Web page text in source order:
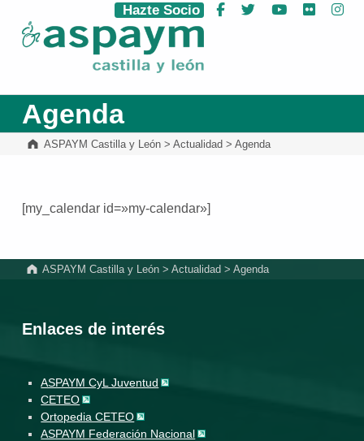
ASPAYM Castilla y León
Hazte Socio Facebook
Twitter YouTube
Flickr
Agenda
ASPAYM Castilla y León> Actualidad > Agenda
[my_calendar id=»my-calendar»]
ASPAYM Castilla y León >Actualidad >Agenda
Enlaces de interés
ASPAYM CyL Juventud
CETEO
Ortopedia CETEO
ASPAYM Federación Nacional